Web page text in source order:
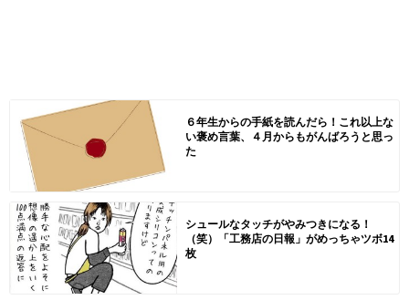
６年生からの手紙を読んだら！これ以上な
い褒め言葉、４月からもがんばろうと思っ
た
シュールなタッチがやみつきになる！
（笑）「工務店の日報」がめっちゃツボ14
枚